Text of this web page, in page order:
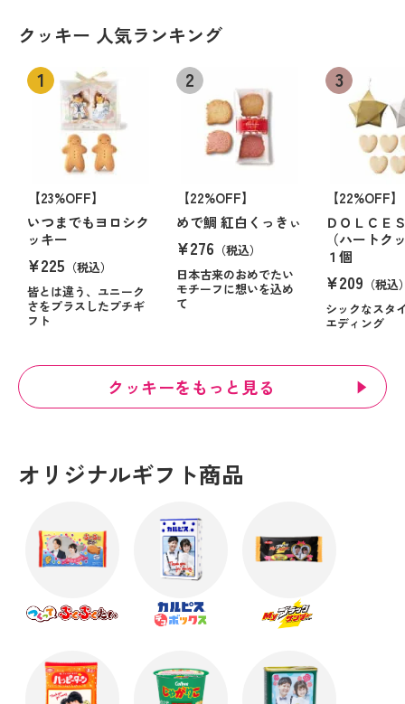
クッキー 人気ランキング
【23%OFF】
いつまでもヨロシク
ッキー
¥225 （税込）
皆とは違う、ユニーク
さをプラスしたプチギ
フト
【22%OFF】
めで鯛 紅白くっきぃ
¥276 （税込）
日本古来のおめでたい
モチーフに想いを込め
て
【22%OFF】
ＤＯＬＣＥ
（ハートク
１個
¥209 （税込
シックなスタ
エディング
クッキーをもっと見る
オリジナルギフト商品